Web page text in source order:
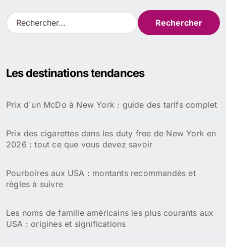
des
publications
R
e
r
e
:
Les destinations tendances
Prix d'un McDo à New York : guide des tarifs complet
Prix des cigarettes dans les duty free de New York en
2026 : tout ce que vous devez savoir
Pourboires aux USA : montants recommandés et
règles à suivre
Les noms de famille américains les plus courants aux
USA : origines et significations